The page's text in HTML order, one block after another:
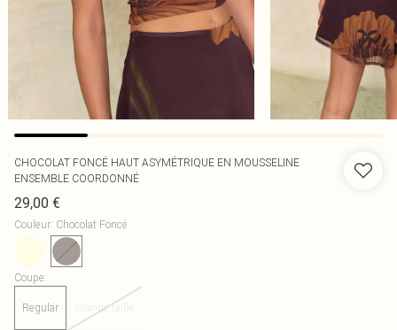
CHOCOLAT FONCÉ HAUT ASYMÉTRIQUE EN MOUSSELINE
ENSEMBLE COORDONNÉ
29,00 €
Couleur: Chocolat Foncé
Coupe:
Regular Grande taille